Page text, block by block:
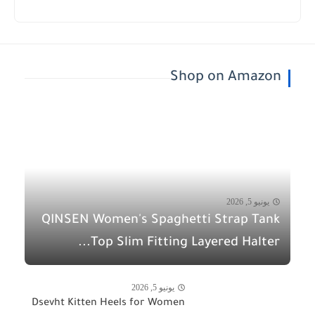
Shop on Amazon
يونيو 5, 2026
QINSEN Women's Spaghetti Strap Tank
Top Slim Fitting Layered Halter...
يونيو 5, 2026
Dsevht Kitten Heels for Women